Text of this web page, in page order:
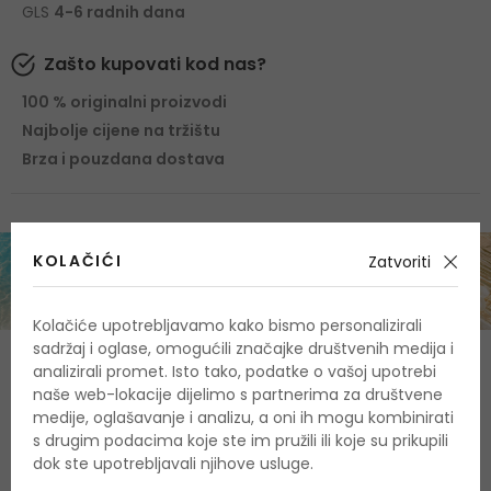
GLS 4-6 radnih dana
Zašto kupovati kod nas?
100 % originalni proizvodi
Najbolje cijene na tržištu
Brza i pouzdana dostava
Sastav
Gornje note
cvijet riže, bergamot, iris, zelene note
KOLAČIĆI Zatvoriti
Kolačiće upotrebljavamo kako bismo personalizirali
sadržaj i oglase, omogućili značajke društvenih medija i
analizirali promet. Isto tako, podatke o vašoj upotrebi
naše web-lokacije dijelimo s partnerima za društvene
medije, oglašavanje i analizu, a oni ih mogu kombinirati
s drugim podacima koje ste im pružili ili koje su prikupili
dok ste upotrebljavali njihove usluge.